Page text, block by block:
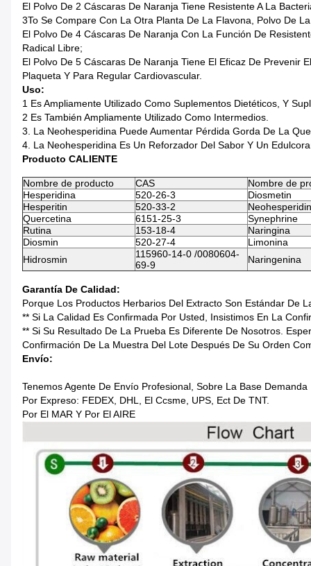
El Polvo De 2 Cáscaras De Naranja Tiene Resistente A La
3To Se Compare Con La Otra Planta De La Flavona, Polvo De
El Polvo De 4 Cáscaras De Naranja Con La Función De
Radical Libre;
El Polvo De 5 Cáscaras De Naranja Tiene El Eficaz De Prevenir
Plaqueta Y Para Regular Cardiovascular.
Uso:
1 Es Ampliamente Utilizado Como Suplementos Dietéticos, Y
2 Es También Ampliamente Utilizado Como Intermedios.
3. La Neohesperidina Puede Aumentar Pérdida Gorda De La
4. La Neohesperidina Es Un Reforzador Del Sabor Y Un
Producto CALIENTE
Nombre de producto CAS
Nombre de
Hesperidina
520-26-3
Diosmetin
Hesperitin
520-33-2
Quercetina
6151-25-3
Synephrine
Rutina
153-18-4
Naringina
Diosmin
520-27-4
Limonina
Hidrosmin
115960-14-0 /0080604-
69-9
Naringenina
Garantía De Calidad:
Porque Los Productos Herbarios Del Extracto Son Estándar De
** Si La Calidad Es Confirmada Por Usted, Insistimos En La
** Si Su Resultado De La Prueba Es Diferente De Nosotros.
Confirmación De La Muestra Del Lote Después De Su Orden
Envío:
Tenemos Agente De Envío Profesional, Sobre La Base
Por Expreso: FEDEX, DHL, El Ccsme, UPS, Ect De TNT.
Por El MAR Y Por El AIRE